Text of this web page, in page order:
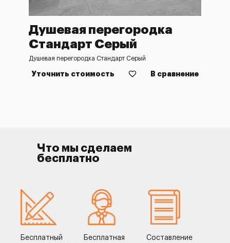
Душевая перегородка
Стандарт Серый
Душевая перегородка Стандарт Серый
Уточнить стоимость В сравнение
Что мы сделаем
бесплатно
Бесплатный
Бесплатная
Составление